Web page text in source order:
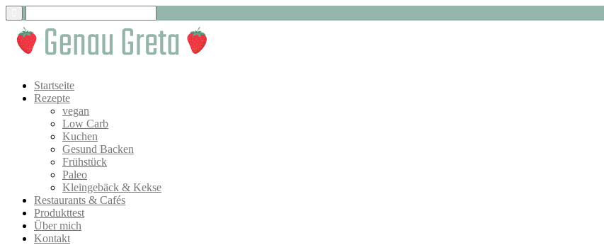
Startseite
Rezepte
vegan
Low Carb
Kuchen
Gesund Backen
Frühstück
Paleo
Kleingebäck & Kekse
Restaurants & Cafés
Produkttest
Über mich
Kontakt